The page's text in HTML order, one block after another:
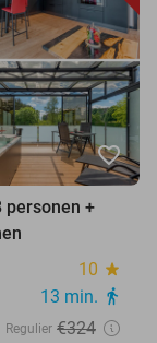
favorite_border
personen +
10 star
13 min. directions_walk
Regulier €324